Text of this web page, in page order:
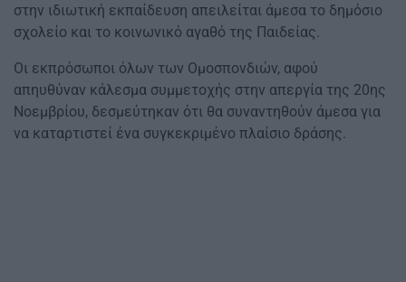
στην ιδιωτική εκπαίδευση απειλείται άμεσα το δημόσιο
σχολείο και το κοινωνικό αγαθό της Παιδείας.
Οι εκπρόσωποι όλων των Ομοσπονδιών, αφού
απηυθύναν κάλεσμα συμμετοχής στην απεργία της 20ης
Νοεμβρίου, δεσμεύτηκαν ότι θα συναντηθούν άμεσα για
να καταρτιστεί ένα συγκεκριμένο πλαίσιο δράσης.